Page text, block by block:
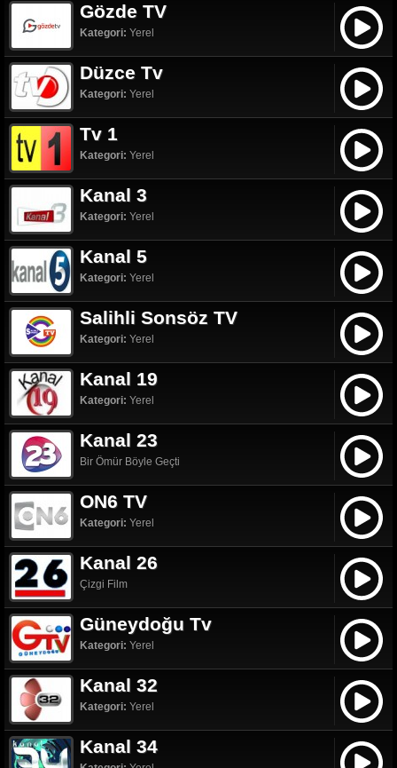
Gözde TV
Kategori: Yerel
Düzce Tv
Kategori: Yerel
Tv 1
Kategori: Yerel
Kanal 3
Kategori: Yerel
Kanal 5
Kategori: Yerel
Salihli Sonsöz TV
Kategori: Yerel
Kanal 19
Kategori: Yerel
Kanal 23
Bir Ömür Böyle Geçti
ON6 TV
Kategori: Yerel
Kanal 26
Çizgi Film
Güneydoğu Tv
Kategori: Yerel
Kanal 32
Kategori: Yerel
Kanal 34